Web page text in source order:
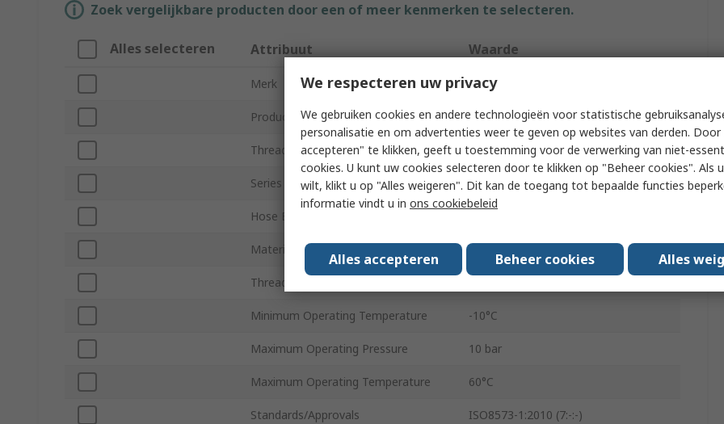
Zoek vergelijkbare producten door een of meer kenmerken te selecteren.
Alles selecteren Attribuut Waarde
Merk Festo
Product Type Pneumatic Quick Connect Coupling
Thread Size 1/8 in
Series NPHS-S6-M-G18
Hose Barb Connection
Material Steel
Thread Gender
Minimum Operating Temperature -10°C
Maximum Operating Pressure 10 bar
Maximum Operating Temperature 60°C
Standards/Approvals ISO8573-1:2010 (7:-:-)
We respecteren uw privacy
We gebruiken cookies en andere technologieën voor statistische
personalisatie en om advertenties weer te geven op websites van derden. Door
accepteren" te klikken, geeft u toestemming voor de verwerking van niet-
cookies. U kunt uw cookies selecteren door te klikken op "Beheer cookies". Als
wilt, klikt u op "Alles weigeren". Dit kan de toegang tot bepaalde functies
informatie vindt u in ons cookiebeleid
Alles accepteren Beheer cookies Alles